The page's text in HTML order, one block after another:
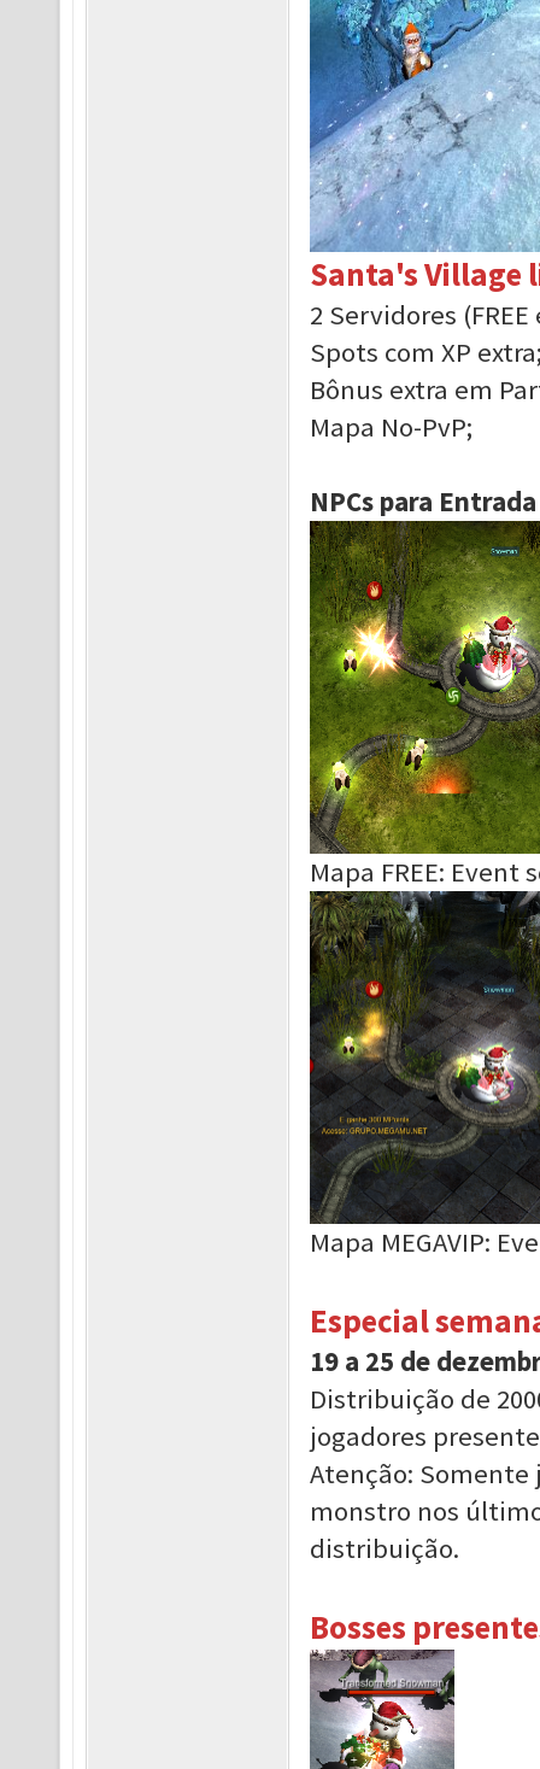
Santa's Village
2 Servidores (FREE
Spots com XP
Bônus extra em
Mapa No-PvP;
NPCs para Entrada
Mapa FREE: Event
Mapa MEGAVIP:
Especial
19 a 25 de
Distribuição de
jogadores
Atenção:
monstro nos
distribuição.
Bosses